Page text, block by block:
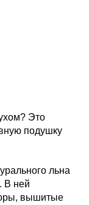
Это
подушку
льна
В ней
вышитые